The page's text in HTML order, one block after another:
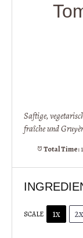
Saftige,
fraîche und
Total Time:
SCALE 1x 2x